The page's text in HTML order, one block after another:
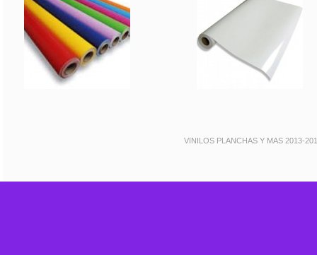
VINILOS PLANCHAS Y MAS 2013-